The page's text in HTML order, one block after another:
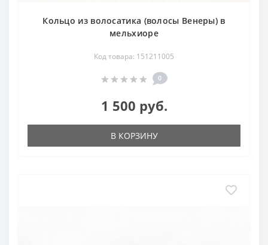
Кольцо из волосатика (волосы Венеры) в
мельхиоре
Код товара: 151211005
0
1 500 руб.
В КОРЗИНУ